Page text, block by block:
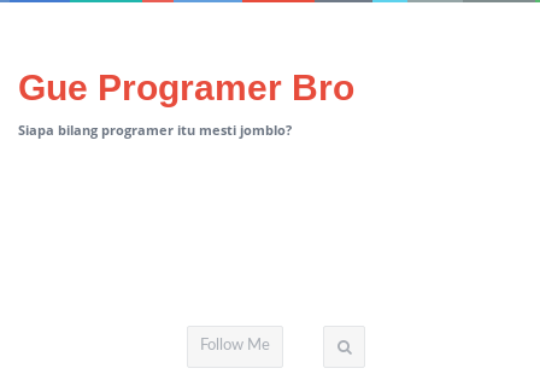
Gue Programer Bro
Siapa bilang programer itu mesti jomblo?
Follow Me